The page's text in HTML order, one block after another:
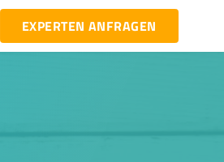
EXPERTEN ANFRAGEN